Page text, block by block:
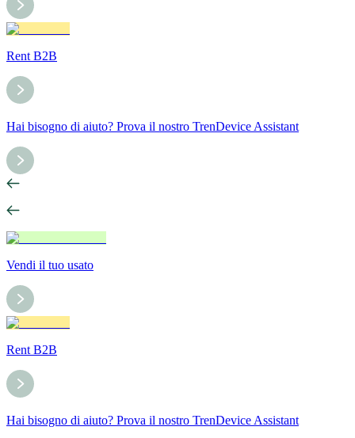
Rent B2B
Hai bisogno di aiuto? Prova il nostro TrenDevice Assistant
Vendi il tuo usato
Rent B2B
Hai bisogno di aiuto? Prova il nostro TrenDevice Assistant